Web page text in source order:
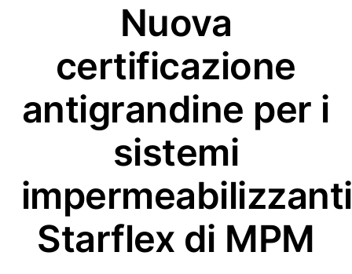
Nuova
certificazione
antigrandine per i
sistemi
impermeabilizzanti
Starflex di MPM